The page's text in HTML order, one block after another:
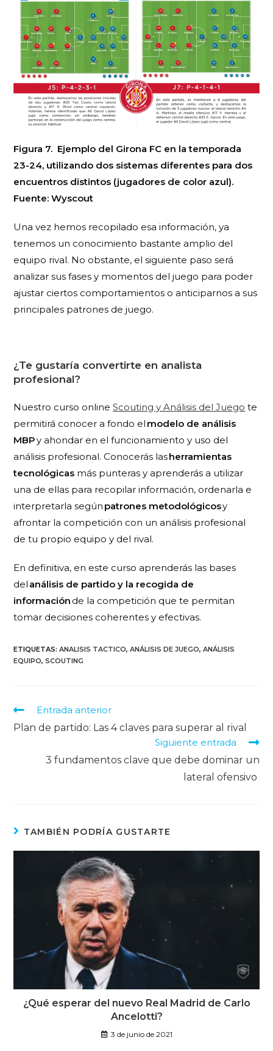
Figura 7. Ejemplo del Girona FC en la temporada
23-24, utilizando dos sistemas diferentes para dos
encuentros distintos (jugadores de color azul).
Fuente: Wyscout
Una vez hemos recopilado esa información, ya
tenemos un conocimiento bastante amplio del
equipo rival. No obstante, el siguiente paso será
analizar sus fases y momentos del juego para poder
ajustar ciertos comportamientos o anticiparnos a sus
principales patrones de juego.
¿Te gustaría convertirte en analista
profesional?
Nuestro curso onlineScouting y Análisis del Juego te
permitirá conocer a fondo el modelo de análisis
MBPy ahondar en el funcionamiento y uso del
análisis profesional. Conocerás lasherramientas
tecnológicas más punteras y aprenderás a utilizar
una de ellas para recopilar información, ordenarla e
interpretarla según patrones metodológicosy
afrontar la competición con un análisis profesional
de tu propio equipo y del rival.
En definitiva, en este curso aprenderás las bases
del análisis de partido y la recogida de
información de la competición que te permitan
tomar decisiones coherentes y efectivas.
ETIQUETAS:ANALISIS TACTICO, ANÁLISIS DE JUEGO, ANÁLISIS
EQUIPO, SCOUTING
Entrada anterior
Plan de partido: Las 4 claves para superar al rival
Siguiente entrada
3 fundamentos clave que debe dominar un
lateral ofensivo
TAMBIÉN PODRÍA GUSTARTE
¿Qué esperar del nuevo Real Madrid de Carlo
Ancelotti?
3 de junio de 2021